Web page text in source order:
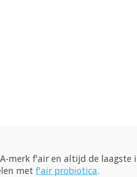
merk f'air en altijd de laagste
met f'air probiotica.